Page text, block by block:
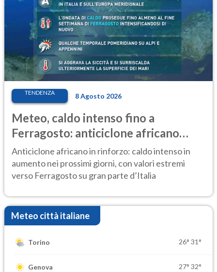
TENDENZA 8 Agosto 2026
Meteo, caldo intenso fino a
Ferragosto: anticiclone africano
ancora protagonista
Anticiclone africano in rinforzo: caldo intenso in
aumento nei prossimi giorni, con valori estremi
verso Ferragosto su gran parte d’Italia
Meteo città italiane
Torino 26° 31°
Genova 27° 32°